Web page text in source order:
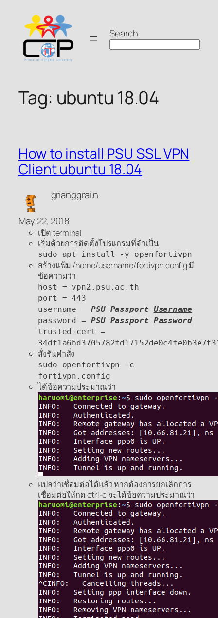
content
Search
Tag: ubuntu 18.04
How to install PSU SSL VPN
Client ubuntu 18.04
grianggrai.n
May 22, 2018
เปิด terminal
เริ่มด้วยการติดตั้งโปรแกรมที่จำเป็น
sudo apt install -y openfortivpn
สร้างแฟ้ม /home/username/fortivpn.config มี
ข้อความว่า
host = vpn2.psu.ac.th
port = 443
username = PSU Passport Username
password = PSU Passport Password
trusted-cert =
สั่งรันคำสั่ง
sudo openfortivpn -c
fortivpn.config
ได้ข้อความประมาณว่า
แปลว่าเชื่อมต่อได้แล้ว หากต้องการยกเลิกการ
เชื่อมต่อให้กด ctrl-c จะได้ข้อความประมาณว่า